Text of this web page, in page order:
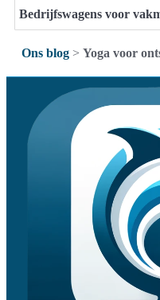
Bedrijfswagens voor
Ons blog> Yoga voor